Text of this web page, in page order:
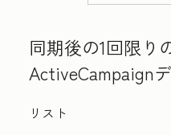
同期後の1回限り
ActiveCampaign
リスト